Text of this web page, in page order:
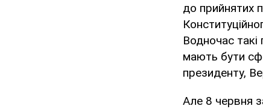
до прийнятих
Водночас
мають бути
президенту,
Але 8 червня